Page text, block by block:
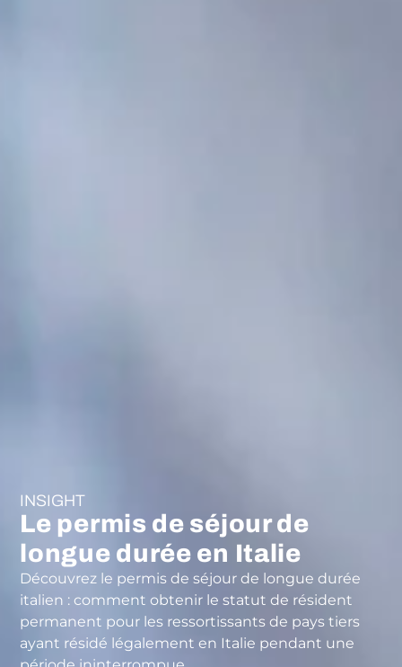
INSIGHT
Le permis de séjour de
longue durée en Italie
Découvrez le permis de séjour de longue durée
italien : comment obtenir le statut de résident
permanent pour les ressortissants de pays tiers
ayant résidé légalement en Italie pendant une